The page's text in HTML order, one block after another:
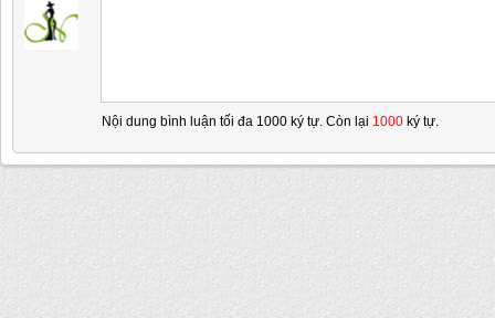
Nội dung bình luận tối đa 1000 ký tự. Còn lại 1000 ký tự.